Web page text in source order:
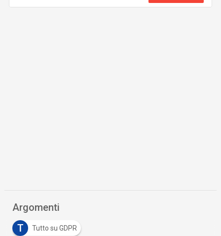
Argomenti
T
Tutto su GDPR